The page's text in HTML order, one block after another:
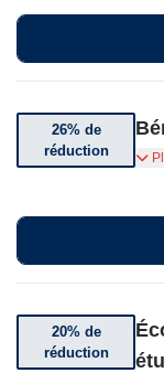
26% de
réduction
20% de
réduction